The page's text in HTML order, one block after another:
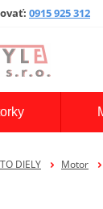
: 0915 925 312
DIELY Motor